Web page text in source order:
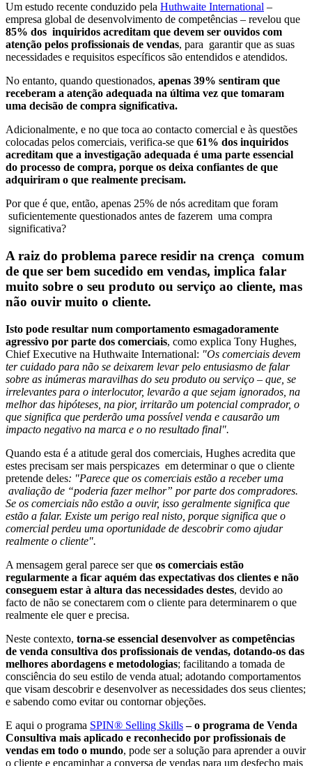
Um estudo recente conduzido pela Huthwaite International –
empresa global de desenvolvimento de competências – revelou que
85% dos inquiridos acreditam que devem ser ouvidos com
atenção pelos profissionais de vendas, para garantir que as suas
necessidades e requisitos específicos são entendidos e atendidos.
No entanto, quando questionados, apenas 39% sentiram que
receberam a atenção adequada na última vez que tomaram
uma decisão de compra significativa.
Adicionalmente, e no que toca ao contacto comercial e às questões
colocadas pelos comerciais, verifica-se que 61% dos inquiridos
acreditam que a investigação adequada é uma parte essencial
do processo de compra, porque os deixa confiantes de que
adquiriram o que realmente precisam.
Por que é que, então, apenas 25% de nós acreditam que foram
suficientemente questionados antes de fazerem uma compra
significativa?
A raiz do problema parece residir na crença comum
de que ser bem sucedido em vendas, implica falar
muito sobre o seu produto ou serviço ao cliente, mas
não ouvir muito o cliente.
Isto pode resultar num comportamento esmagadoramente
agressivo por parte dos comerciais, como explica Tony Hughes,
Chief Executive na Huthwaite International: "Os comerciais devem
ter cuidado para não se deixarem levar pelo entusiasmo de falar
sobre as inúmeras maravilhas do seu produto ou serviço – que, se
irrelevantes para o interlocutor, levarão a que sejam ignorados, na
melhor das hipóteses, na pior, irritarão um potencial comprador, o
que significa que perderão uma possível venda e causarão um
impacto negativo na marca e o no resultado final".
Quando esta é a atitude geral dos comerciais, Hughes acredita que
estes precisam ser mais perspicazes em determinar o que o cliente
pretende deles: "Parece que os comerciais estão a receber uma
avaliação de “poderia fazer melhor” por parte dos compradores.
Se os comerciais não estão a ouvir, isso geralmente significa que
estão a falar. Existe um perigo real nisto, porque significa que o
comercial perdeu uma oportunidade de descobrir como ajudar
realmente o cliente".
A mensagem geral parece ser que os comerciais estão
regularmente a ficar aquém das expectativas dos clientes e não
conseguem estar à altura das necessidades destes, devido ao
facto de não se conectarem com o cliente para determinarem o que
realmente ele quer e precisa.
Neste contexto, torna-se essencial desenvolver as competências
de venda consultiva dos profissionais de vendas, dotando-os das
melhores abordagens e metodologias; facilitando a tomada de
consciência do seu estilo de venda atual; adotando comportamentos
que visam descobrir e desenvolver as necessidades dos seus clientes;
e sabendo como evitar ou contornar objeções.
E aqui o programa SPIN® Selling Skills– o programa de Venda
Consultiva mais aplicado e reconhecido por profissionais de
vendas em todo o mundo, pode ser a solução para aprender a ouvir
o cliente e encaminhar a conversa de vendas para um desfecho mais